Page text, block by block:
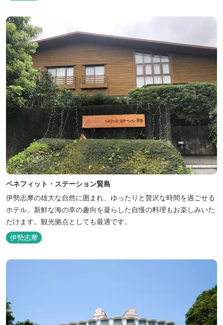
使用した「三重ブランドBBQプラン」や、1人前350ｇと食べ応え
のあるお肉を用意した「肉盛りプラン」などからお選びできま
す。...
ベネフィット・ステーション賢島
伊勢志摩の雄大な自然に囲まれ、ゆったりと贅沢な時間を過ごせる
ホテル。新鮮な海の幸の趣向を凝らした自慢の料理もお楽しみいた
だけます。観光拠点としても最適です。
伊勢志摩